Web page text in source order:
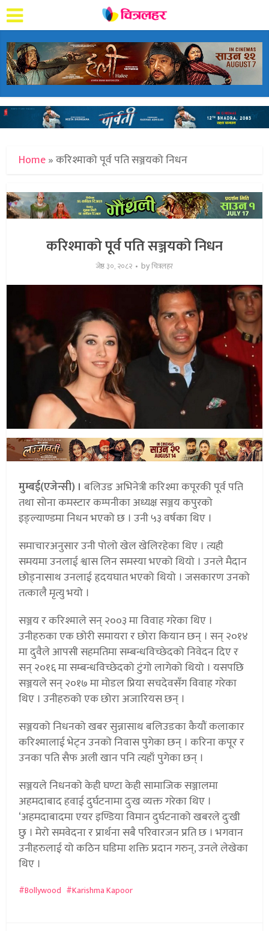
Home»करिश्माको पूर्व पति सञ्जयको निधन
करिश्माको पूर्व पति सञ्जयको निधन
जेष्ठ ३०, २०८२ byचित्रलहर
मुम्बई(एजेन्सी) । बलिउड अभिनेत्री करिश्मा कपूरकी पूर्व पति
तथा सोना कमस्टार कम्पनीका अध्यक्ष सञ्जय कपुरको
इङ्ल्याण्डमा निधन भएको छ । उनी ५३ वर्षका थिए ।
समाचारअनुसार उनी पोलो खेल खेलिरहेका थिए । त्यही
समयमा उनलाई श्वास लिन समस्या भएको थियो । उनले मैदान
छोड्नासाथ उनलाई हृदयघात भएको थियो । जसकारण उनको
तत्कालै मृत्यु भयो ।
सञ्जय र करिश्माले सन् २००३ मा विवाह गरेका थिए ।
उनीहरुका एक छोरी समायरा र छोरा कियान छन् । सन् २०१४
मा दुवैले आपसी सहमतिमा सम्बन्धविच्छेदको निवेदन दिए र
सन् २०१६ मा सम्बन्धविच्छेदको टुंगो लागेको थियो । यसपछि
सञ्जयले सन् २०१७ मा मोडल प्रिया सचदेवसँग विवाह गरेका
थिए । उनीहरुको एक छोरा अजारियस छन् ।
सञ्जयको निधनको खबर सुन्नासाथ बलिउडका कैयौं कलाकार
करिश्मालाई भेट्न उनको निवास पुगेका छन् । करिना कपूर र
उनका पति सैफ अली खान पनि त्यहाँ पुगेका छन् ।
सञ्जयले निधनको केही घण्टा केही सामाजिक सञ्जालमा
अहमदाबाद हवाई दुर्घटनामा दुःख व्यक्त गरेका थिए ।
‘अहमदाबादमा एयर इण्डिया विमान दुर्घटनाको खबरले दुःखी
छु । मेरो समवेदना र प्रार्थना सबै परिवारजन प्रति छ । भगवान
उनीहरुलाई यो कठिन घडिमा शक्ति प्रदान गरुन्, उनले लेखेका
थिए ।
Bollywood Karishma Kapoor